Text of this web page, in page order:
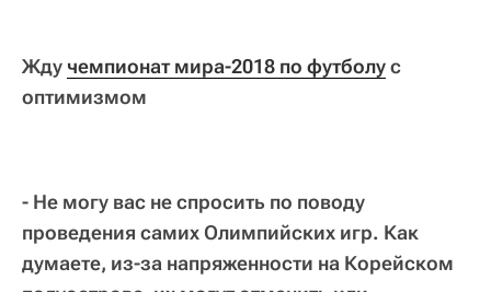
Жду чемпионат мира-2018 по футболус
оптимизмом
- Не могу вас не спросить по поводу
проведения самих Олимпийских игр. Как
думаете, из-за напряженности на Корейском